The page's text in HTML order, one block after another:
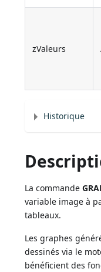
zValeurs
Historique
La commande
variable image à
tableaux.
Les graphes
dessinés via le
bénéficient des